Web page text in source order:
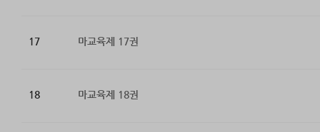
17 마교육제 17권
18 마교육제 18권